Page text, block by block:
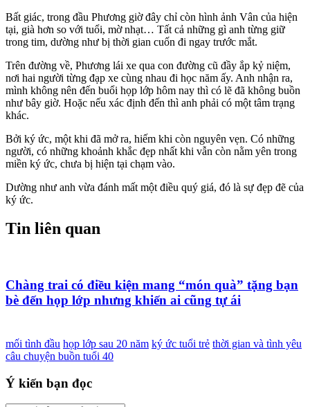
Bất giác, trong đầu Phương giờ đây chỉ còn hình ảnh Vân của hiện
tại, già hơn so với tuổi, mờ nhạt… Tất cả những gì anh từng giữ
trong tim, dường như bị thời gian cuốn đi ngay trước mắt.
Trên đường về, Phương lái xe qua con đường cũ đầy ắp kỷ niệm,
nơi hai người từng đạp xe cùng nhau đi học năm ấy. Anh nhận ra,
mình không nên đến buổi họp lớp hôm nay thì có lẽ đã không buồn
như bây giờ. Hoặc nếu xác định đến thì anh phải có một tâm trạng
khác.
Bởi ký ức, một khi đã mở ra, hiếm khi còn nguyên vẹn. Có những
người, có những khoảnh khắc đẹp nhất khi vẫn còn nằm yên trong
miền ký ức, chưa bị hiện tại chạm vào.
Dường như anh vừa đánh mất một điều quý giá, đó là sự đẹp đẽ của
ký ức.
Tin liên quan
Chàng trai có điều kiện mang “món quà” tặng bạn
bè đến họp lớp nhưng khiến ai cũng tự ái
mối tình đầu họp lớp sau 20 năm ký ức tuổi trẻ thời gian và tình yêu
câu chuyện buồn tuổi 40
Ý kiến bạn đọc